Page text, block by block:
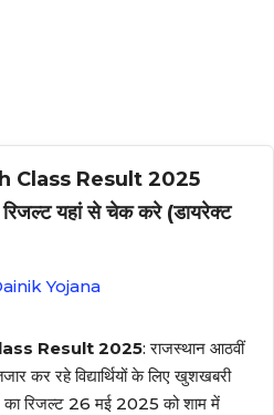
Class Result 2025
रिजल्ट यहां से चेक करे (डायरेक्ट
Yojana
Result 2025: राजस्थान आठवीं
कर रहे विद्यार्थियों के लिए खुशखबरी
का रिजल्ट 26 मई 2025 को शाम में